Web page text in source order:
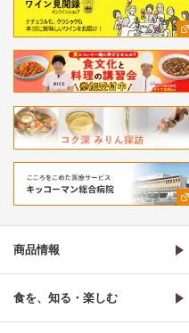
商品情報
食を、知る・楽しむ